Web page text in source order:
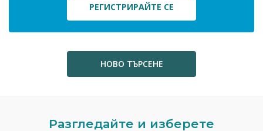
РЕГИСТРИРАЙТЕ СЕ
НОВО ТЪРСЕНЕ
Разгледайте и изберете